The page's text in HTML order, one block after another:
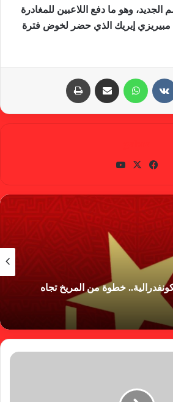
وهو ما دفع اللاعبين للمغادرة
مبيريزي إيريك الذي حضر لخوض فترة
واتساب
في
وك
X
خطوة من المريخ تجاه